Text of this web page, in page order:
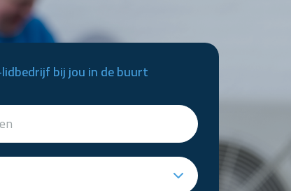
lidbedrijf bij jou in de buurt